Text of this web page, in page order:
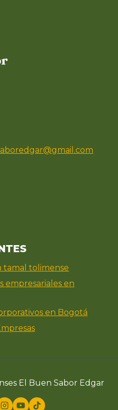
tamal tolimense
empresariales en
en Bogotá
El Buen Sabor Edgar